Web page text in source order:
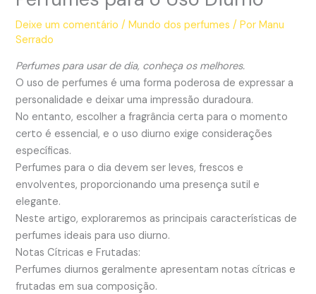
Deixe um comentário /Mundo dos perfumes / PorManu
Serrado
Perfumes para usar de dia, conheça os melhores.
O uso de perfumes é uma forma poderosa de expressar a
personalidade e deixar uma impressão duradoura.
No entanto, escolher a fragrância certa para o momento
certo é essencial, e o uso diurno exige considerações
específicas.
Perfumes para o dia devem ser leves, frescos e
envolventes, proporcionando uma presença sutil e
elegante.
Neste artigo, exploraremos as principais características de
perfumes ideais para uso diurno.
Notas Cítricas e Frutadas:
Perfumes diurnos geralmente apresentam notas cítricas e
frutadas em sua composição.